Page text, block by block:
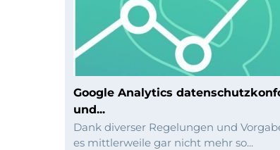
Workshops zu
Webdesign
und
Programmierung
Google Analytics
und...
Dank diverser Regelungen und
es mittlerweile gar nicht mehr so...